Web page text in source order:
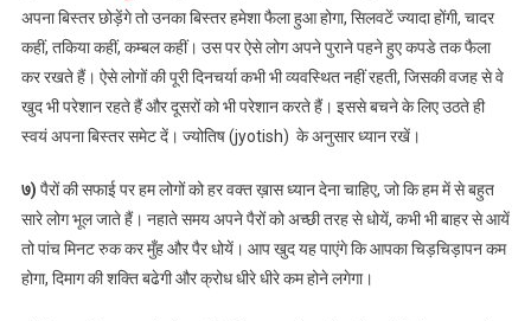
अपना बिस्तर छोड़ेंगे तो उनका बिस्तर हमेशा फैला हुआ होगा, सिलवटें ज्यादा होंगी, चादर
कहीं, तकिया कहीं, कम्बल कहीं। उस पर ऐसे लोग अपने पुराने पहने हुए कपडे तक फैला
कर रखते हैं। ऐसे लोगों की पूरी दिनचर्या कभी भी व्यवस्थित नहीं रहती, जिसकी वजह से वे
खुद भी परेशान रहते हैं और दूसरों को भी परेशान करते हैं। इससे बचने के लिए उठते ही
स्वयं अपना बिस्तर समेट दें। ज्योतिष (jyotish) के अनुसार ध्यान रखें।
७) पैरों की सफाई पर हम लोगों को हर वक्त ख़ास ध्यान देना चाहिए, जो कि हम में से बहुत
सारे लोग भूल जाते हैं। नहाते समय अपने पैरों को अच्छी तरह से धोयें, कभी भी बाहर से आयें
तो पांच मिनट रुक कर मुँह और पैर धोयें। आप खुद यह पाएंगे कि आपका चिड़चिड़ापन कम
होगा, दिमाग की शक्ति बढेगी और क्रोध धीरे धीरे कम होने लगेगा।